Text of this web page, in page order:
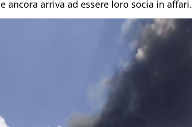
ancora arriva ad essere loro socia in affari.